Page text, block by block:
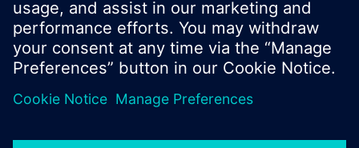
© Siemens Schweiz AG 2016
Produktangebot und Preise können pro Land